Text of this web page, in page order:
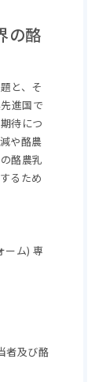
の酪
と、そ
進国で
待につ
や酪農
酪農乳
るため
ーム) 専
者及び酪